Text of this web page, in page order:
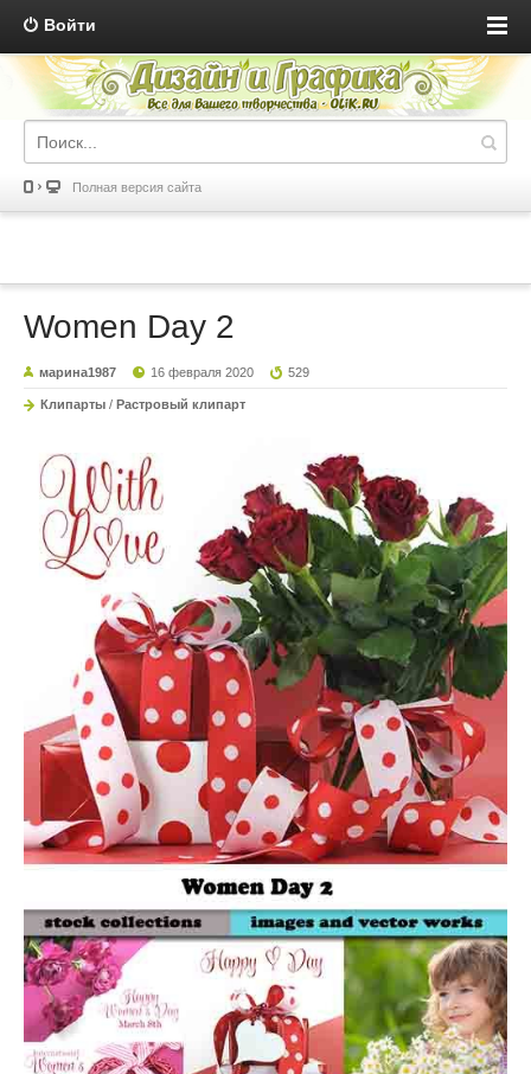
Войти
Полная версия сайта
Women Day 2
марина1987 16 февраля 2020 529
Клипарты / Растровый клипарт